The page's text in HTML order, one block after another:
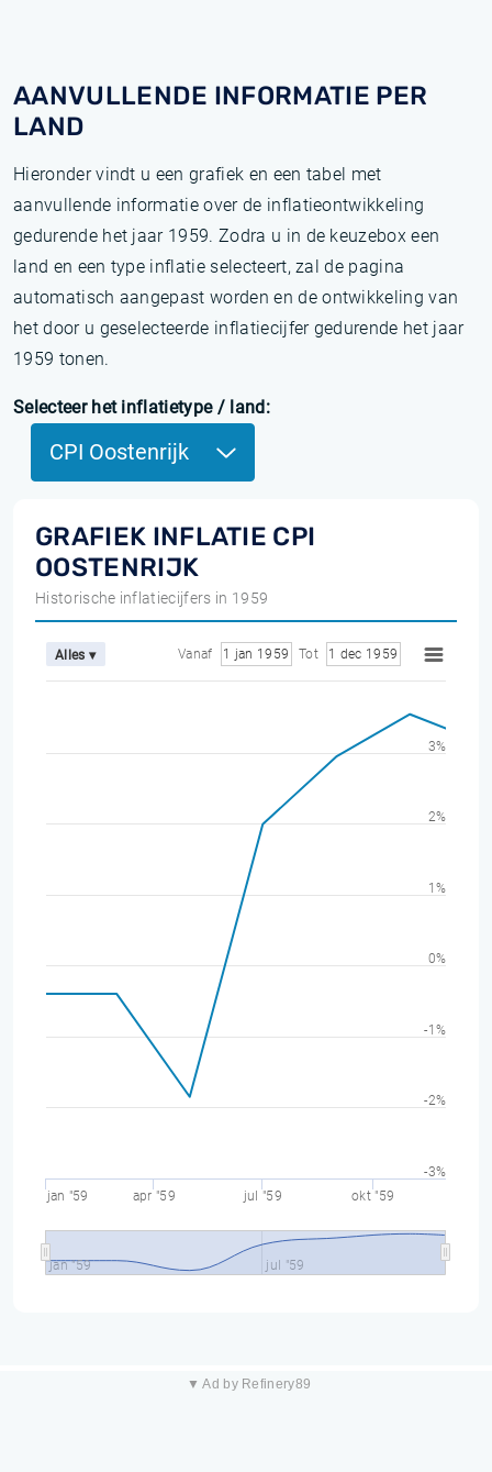
AANVULLENDE INFORMATIE PER
LAND
Hieronder vindt u een grafiek en een tabel met
aanvullende informatie over de inflatieontwikkeling
gedurende het jaar 1959. Zodra u in de keuzebox een
land en een type inflatie selecteert, zal de pagina
automatisch aangepast worden en de ontwikkeling van
het door u geselecteerde inflatiecijfer gedurende het jaar
1959 tonen.
Selecteer het inflatietype / land:
CPI Oostenrijk
GRAFIEK INFLATIE CPI
OOSTENRIJK
Historische inflatiecijfers in 1959
Alles ▾ Vanaf 1 jan 1959 Tot 1 dec 1959
jan "59 apr "59 jul "59 okt "59
jan "59 jul "59
-3%
-2%
-1%
0%
1%
2%
3%
▼ Ad by Refinery89